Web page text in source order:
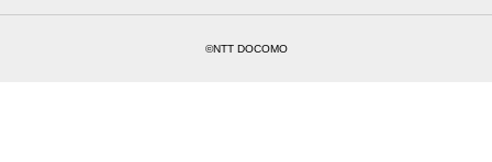
©NTT DOCOMO